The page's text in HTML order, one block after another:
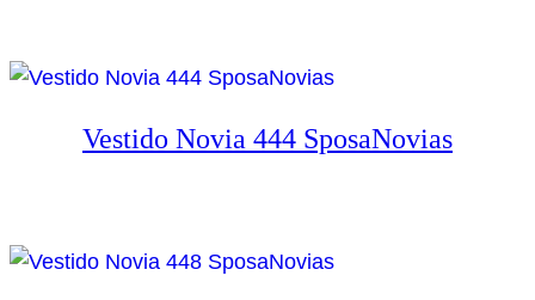
Vestido Novia 444 SposaNovias